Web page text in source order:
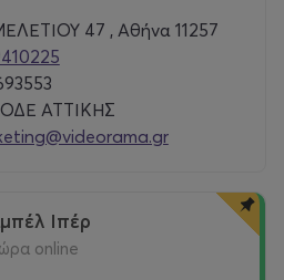
47 , Αθήνα 11257
ΑΤΤΙΚΗΣ
Ιπέρ
online